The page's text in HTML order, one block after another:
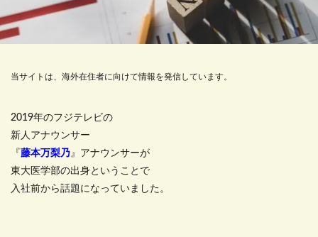
当サイトは、海外在住者に向けて情報を発信しています。
2019年のフジテレビの
新人アナウンサー
『 藤本万梨乃』アナウンサーが
東大医学部の出身ということで
入社前から話題になっていました。